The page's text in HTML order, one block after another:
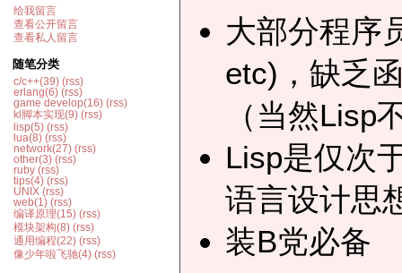
给我留言
查看公开留言
查看私人留言
随笔分类
c/c++(39) (rss)
erlang(6) (rss)
game develop(16) (rss)
kl脚本实现(9) (rss)
lisp(5) (rss)
lua(8) (rss)
network(27) (rss)
other(3) (rss)
ruby (rss)
tips(4) (rss)
UNIX (rss)
web(1) (rss)
编译原理(15) (rss)
模块架构(8) (rss)
通用编程(22) (rss)
像少年啦飞驰(4) (rss)
大部分程序
etc)，缺乏
（当然Lisp
Lisp是仅次
语言设计思
装B党必备